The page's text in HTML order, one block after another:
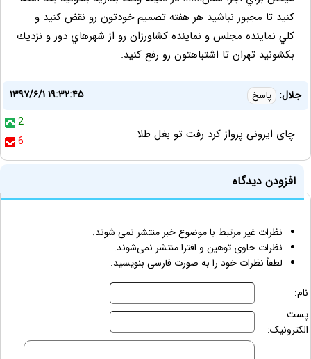
كنيد تا مجبور نباشيد هر هفته تصميم خودتون رو نقض كنيد و
كلي نماينده مجلس و نماينده كشاورزان رو از شهرهاي دور و نزديك
بكشونيد تهران تا اشتباهتون رو رفع كنيد.
جلال: پاسخ
۱۳۹۷/۶/۱ ۱۹:۳۲:۴۵
2
6
چای ایرونی پرواز کرد رفت تو بغل طلا
افزودن دیدگاه
نظرات غیر مرتبط با موضوع خبر منتشر نمی شوند.
نظرات حاوی توهین و افترا منتشر نمی‌شوند.
لطفاً نظرات خود را به صورت فارسی بنویسید.
نام:
پست
الکترونیک: